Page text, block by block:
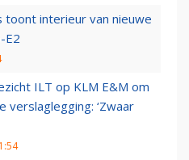
toont interieur van nieuwe
E2
ILT op KLM E&M om
verslaglegging: ‘Zwaar